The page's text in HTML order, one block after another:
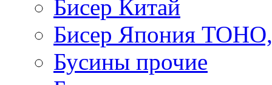
Бисер Китай
Бисер Япония
Бусины прочие